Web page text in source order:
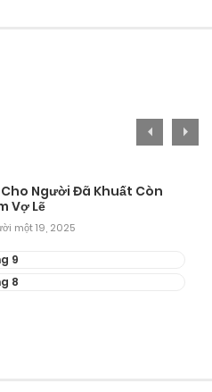
Cho Người Đã Khuất Còn
Vợ Lẽ
một 19, 2025
9
8